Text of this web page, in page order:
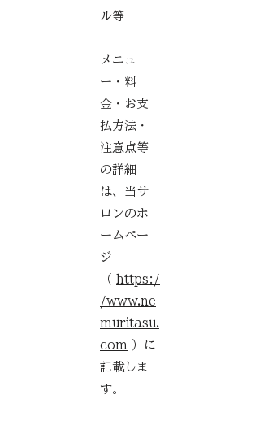
ル等
メニュ
ー・料
金・お支
払方法・
注意点等
の詳細
は、当サ
ロンのホ
ームペー
ジ
（
https:/
/www.ne
muritasu.
com ）に
記載しま
す。